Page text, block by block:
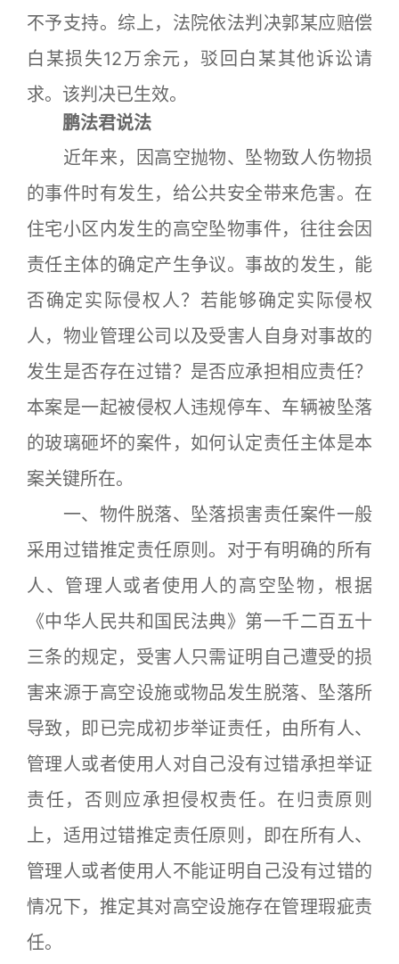
不予支持。综上，法院依法判决郭某应赔偿
白某损失12万余元，驳回白某其他诉讼请
求。该判决已生效。
鹏法君说法
近年来，因高空抛物、坠物致人伤物损
的事件时有发生，给公共安全带来危害。在
住宅小区内发生的高空坠物事件，往往会因
责任主体的确定产生争议。事故的发生，能
否确定实际侵权人？若能够确定实际侵权
人，物业管理公司以及受害人自身对事故的
发生是否存在过错？是否应承担相应责任？
本案是一起被侵权人违规停车、车辆被坠落
的玻璃砸坏的案件，如何认定责任主体是本
案关键所在。
一、物件脱落、坠落损害责任案件一般
采用过错推定责任原则。对于有明确的所有
人、管理人或者使用人的高空坠物，根据
《中华人民共和国民法典》第一千二百五十
三条的规定，受害人只需证明自己遭受的损
害来源于高空设施或物品发生脱落、坠落所
导致，即已完成初步举证责任，由所有人、
管理人或者使用人对自己没有过错承担举证
责任，否则应承担侵权责任。在归责原则
上，适用过错推定责任原则，即在所有人、
管理人或者使用人不能证明自己没有过错的
情况下，推定其对高空设施存在管理瑕疵责
任。